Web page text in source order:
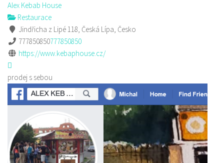
Alex Kebab House
Restaurace
Jindřicha z Lipé 118, Česká Lípa, Česko
777850850777850850
https://www.kebaphouse.cz/
prodej s sebou